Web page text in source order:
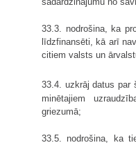
33.3. nodrošina, ka
līdzfinansēti, kā arī
citiem valsts un
33.4. uzkrāj datus par
minētajiem
griezumā;
33.5. nodrošina, ka